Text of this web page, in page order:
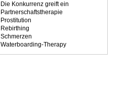
Die Konkurrenz greift ein
Partnerschaftstherapie
Prostitution
Rebirthing
Schmerzen
Waterboarding-Therapy